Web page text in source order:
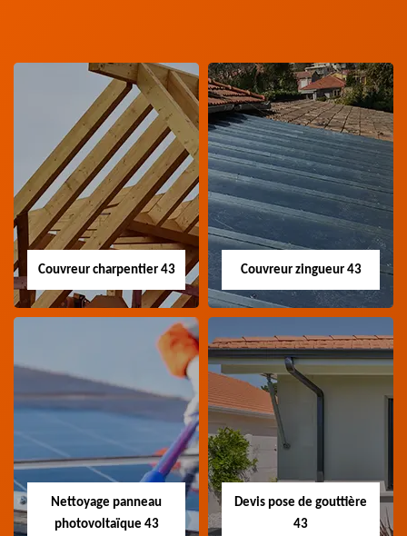
Couvreur charpentier 43
Couvreur
charpentier 43
Artisan couvreur
charpentier 43 Haute-
Couvreur zingueur 43
Couvreur zingueur
Artisan couvreur
zingueur 43 Haute-Loire
Nettoyage panneau
photovoltaïque 43
Devis pose de gouttière
43